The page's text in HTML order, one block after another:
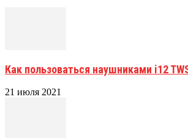
Как пользоваться наушниками i12
21 июля 2021